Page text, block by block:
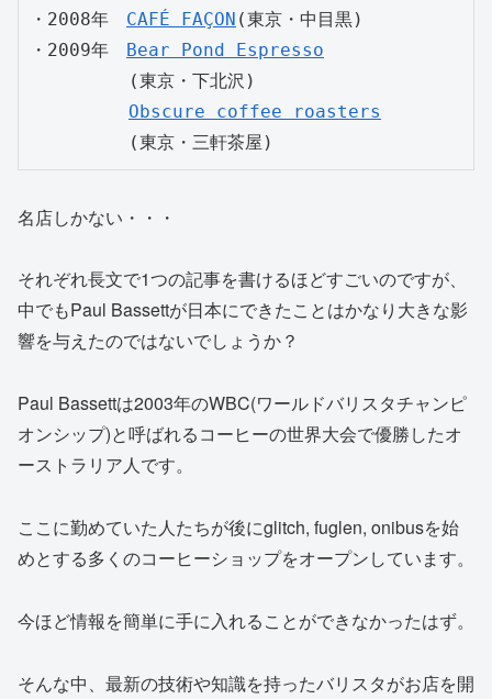
・2008年 CAFÉ FAÇON (東京・中目黒)
・2009年 Bear Pond Espresso
Obscure coffee roasters
名店しかない・・・
それぞれ長文で1つの記事を書けるほどすごいのですが、
中でもPaul Bassettが日本にできたことはかなり大きな影
響を与えたのではないでしょうか？
Paul Bassettは2003年のWBC(ワールドバリスタチャンピ
オンシップ)と呼ばれるコーヒーの世界大会で優勝したオ
ーストラリア人です。
ここに勤めていた人たちが後にglitch, fuglen, onibusを始
めとする多くのコーヒーショップをオープンしています。
今ほど情報を簡単に手に入れることができなかったはず。
そんな中、最新の技術や知識を持ったバリスタがお店を開